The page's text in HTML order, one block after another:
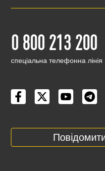
0 800 213 200
cпеціальна телефонна лінія